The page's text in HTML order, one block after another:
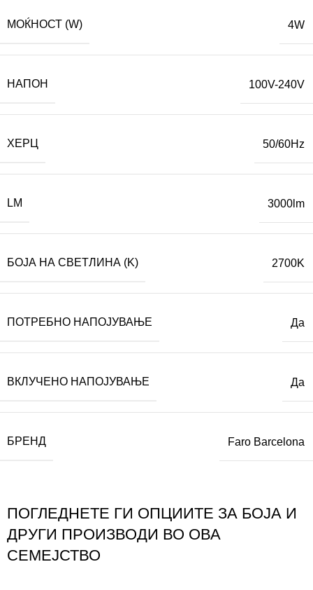
МОЌНОСТ (W) 4W
НАПОН 100V-240V
ХЕРЦ 50/60Hz
LM 3000lm
БОЈА НА СВЕТЛИНА (K) 2700K
ПОТРЕБНО НАПОЈУВАЊЕ Да
ВКЛУЧЕНО НАПОЈУВАЊЕ Да
БРЕНД Faro Barcelona
ПОГЛЕДНЕТЕ ГИ ОПЦИИТЕ ЗА БОЈА И
ДРУГИ ПРОИЗВОДИ ВО ОВА
СЕМЕЈСТВО